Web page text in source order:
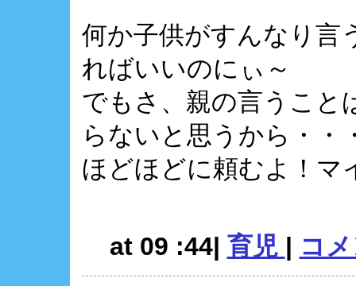
何か子供がすんなり言
ればいいのにぃ～
でもさ、親の言うこと
らないと思うから・・
ほどほどに頼むよ！マ
at 09 :44| 育児 | コ